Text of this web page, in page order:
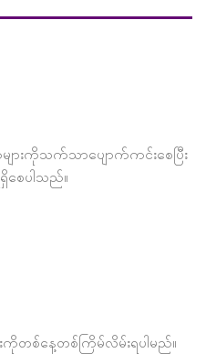
ျားကိုသက်သာပျောက်ကင်းစေပြီး
ေပါသည်။
တစ်နေ့တစ်ကြိမ်လိမ်းရပါမည်။